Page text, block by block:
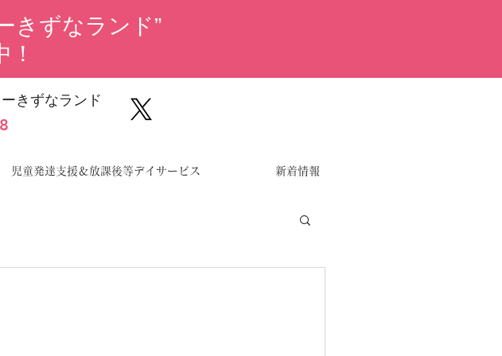
きずなランド”
！
きずなランド
児童発達支援＆放課後等デイサービス 新着情報